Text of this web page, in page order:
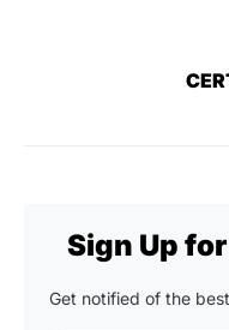
Sign Up
Get notified of the